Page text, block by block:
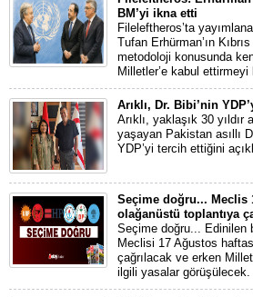
BM’yi ikna etti
Fileleftheros’ta
Tufan Erhürman’ın
metodoloji konusunda
Milletler’e kabul ettirmeyi
Arıklı, Dr. Bibi’nin
Arıklı, yaklaşık 30
yaşayan Pakistan asıllı
YDP’yi tercih ettiğini
Seçime doğru... Meclis
olağanüstü toplantıya
Seçime doğru... Edinilen
Meclisi 17 Ağustos
çağrılacak ve erken
ilgili yasalar görüşülecek.